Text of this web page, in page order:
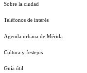
Sobre la ciudad
Teléfonos de interés
Agenda urbana de Mérida
Cultura y festejos
Guía útil